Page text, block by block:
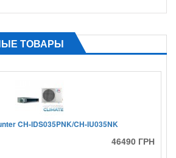
ТОВАРЫ
CH-IDS035PNK/CH-IU035NK
46490 ГРН